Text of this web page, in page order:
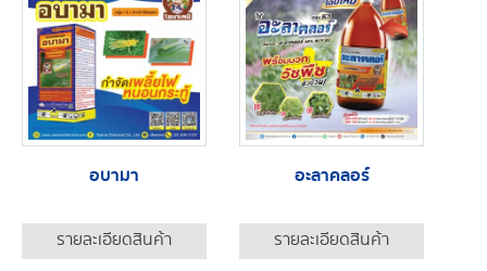
อบามา
รายละเอียดสินค้า
อะลาคลอร์
รายละเอียดสินค้า